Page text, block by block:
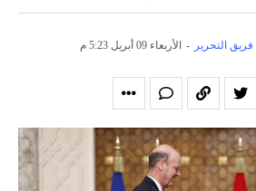
فريق التحرير - الأربعاء 09 أبريل 5:23 م